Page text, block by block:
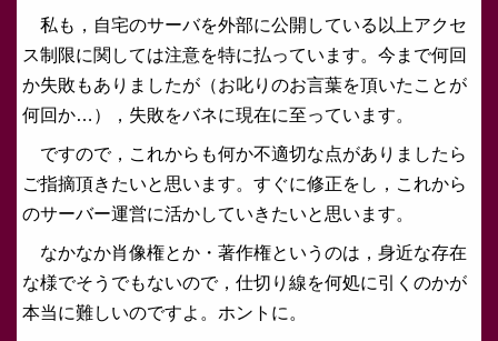
私も，自宅のサーバを外部に公開している以上アクセ
ス制限に関しては注意を特に払っています。今まで何回
か失敗もありましたが（お叱りのお言葉を頂いたことが
何回か…），失敗をバネに現在に至っています。
ですので，これからも何か不適切な点がありましたら
ご指摘頂きたいと思います。すぐに修正をし，これから
のサーバー運営に活かしていきたいと思います。
なかなか肖像権とか・著作権というのは，身近な存在
な様でそうでもないので，仕切り線を何処に引くのかが
本当に難しいのですよ。ホントに。